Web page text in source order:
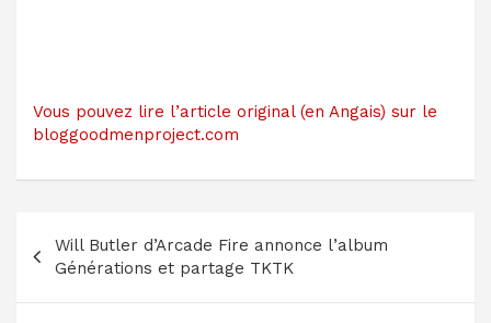
Vous pouvez lire l’article original (en Angais) sur le
bloggoodmenproject.com
de
l’article
Will Butler d’Arcade Fire annonce l’album
Générations et partage TKTK